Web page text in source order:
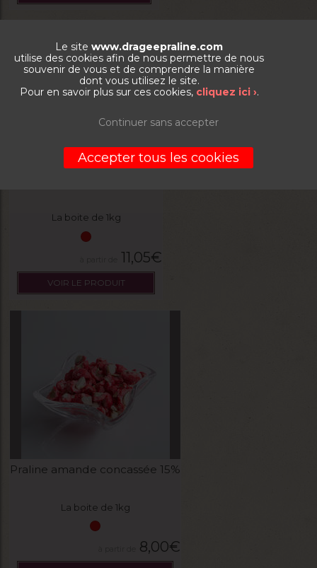
La boite de 1kg
11,05€
VOIR LE PRODUIT
Praline amande concassée 15%
La boite de 1kg
8,00€
Le site www.drageepraline.com
utilise des cookies afin de nous permettre de nous
souvenir de vous et de comprendre la manière
dont vous utilisez le site.
Pour en savoir plus sur ces cookies, cliquez ici ›.
Continuer sans accepter
Accepter tous les cookies